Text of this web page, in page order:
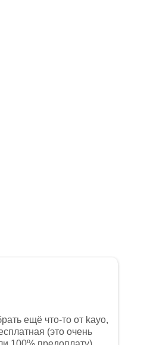
ещё что-то от kayo,
(это очень